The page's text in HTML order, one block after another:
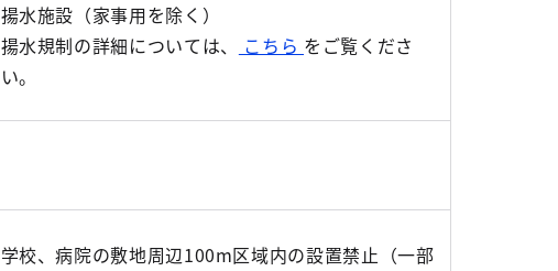
揚水施設（家事用を除く）
揚水規制の詳細については、
こちら をご覧くださ
い。
学校、病院の敷地周辺100m区域内の設置禁止（一部